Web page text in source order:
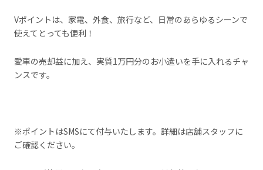
Vポイントは、家電、外食、旅行など、日常のあらゆるシーンで
使えてとっても便利！
愛車の売却益に加え、実質1万円分のお小遣いを手に入れるチャ
ンスです。
※ポイントはSMSにて付与いたします。詳細は店舗スタッフに
ご確認ください。